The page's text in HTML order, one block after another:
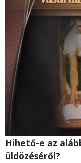
Hihető-e az
üldözéséről?